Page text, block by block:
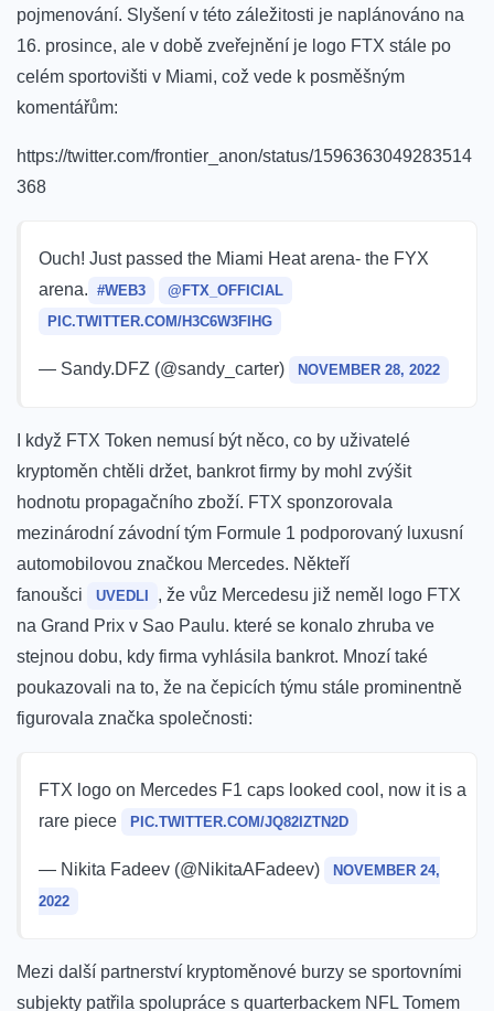
pojmenování. Slyšení v této záležitosti je naplánováno na
16. prosince, ale v době zveřejnění je logo FTX stále po
celém sportovišti v Miami, což vede k posměšným
komentářům:
https://twitter.com/frontier_anon/status/1596363049283514
368
Ouch! Just passed the Miami Heat arena- the FYX
arena. #WEB3
@FTX_OFFICIAL
PIC.TWITTER.COM/H3C6W3FIHG
— Sandy.DFZ (@sandy_carter) NOVEMBER 28, 2022
I když FTX Token nemusí být něco, co by uživatelé
kryptoměn chtěli držet, bankrot firmy by mohl zvýšit
hodnotu propagačního zboží. FTX sponzorovala
mezinárodní závodní tým Formule 1 podporovaný luxusní
automobilovou značkou Mercedes. Někteří
fanoušci
UVEDLI
, že vůz Mercedesu již neměl logo FTX
na Grand Prix v Sao Paulu. které se konalo zhruba ve
stejnou dobu, kdy firma vyhlásila bankrot. Mnozí také
poukazovali na to, že na čepicích týmu stále prominentně
figurovala značka společnosti:
FTX logo on Mercedes F1 caps looked cool, now it is a
rare piece
PIC.TWITTER.COM/JQ82IZTN2D
— Nikita Fadeev (@NikitaAFadeev)
NOVEMBER 24,
2022
Mezi další partnerství kryptoměnové burzy se sportovními
subjekty patřila spolupráce s quarterbackem NFL Tomem